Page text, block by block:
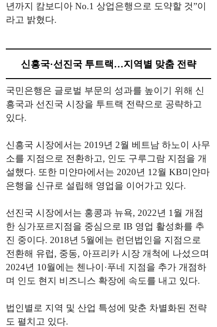
년까지 캄보디아 No.1 상업은행으로 도약할 것”이
라고 밝혔다.
신흥국·선진국 투트랙…지역별 맞춤 전략
국민은행은 글로벌 부문의 성과를 높이기 위해 신
흥국과 선진국 시장을 투트랙 전략으로 공략하고
있다.
신흥국 시장에서는 2019년 2월 베트남 하노이 사무
소를 지점으로 전환하고, 인도 구루그람 지점을 개
설했다. 또한 미얀마에서는 2020년 12월 KB미얀마
은행을 신규로 설립해 영업을 이어가고 있다.
선진국 시장에서는 홍콩과 뉴욕, 2022년 1월 개점
한 싱가포르지점을 중심으로 IB 영업 활성화를 추
진 중이다. 2018년 5월에는 런던법인을 지점으로
전환해 유럽, 중동, 아프리카 시장 개척에 나섰으며
2024년 10월에는 첸나이·푸네 지점을 추가 개점하
며 인도 현지 비즈니스 확장에 속도를 내고 있다.
법인별로 지역 및 산업 특성에 맞춘 차별화된 전략
도 펼치고 있다.